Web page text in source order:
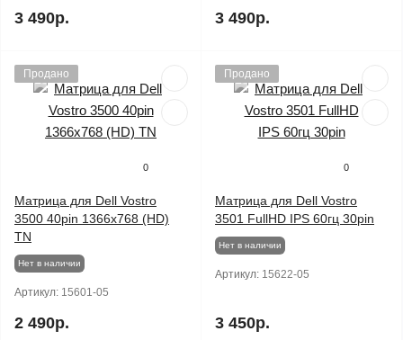
3 490р. 3 490р.
Продано
0
Матрица для Dell Vostro
3500 40pin 1366x768 (HD)
TN
Нет в наличии
Артикул: 15601-05
2 490р.
Продано
0
Матрица для Dell Vostro
3501 FullHD IPS 60гц 30pin
Нет в наличии
Артикул: 15622-05
3 450р.